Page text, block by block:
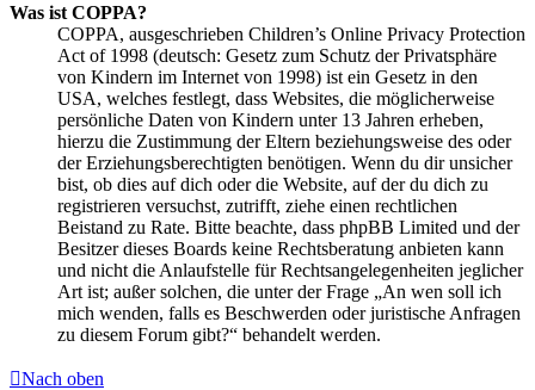
Was ist COPPA?
COPPA, ausgeschrieben Children’s Online Privacy Protection
Act of 1998 (deutsch: Gesetz zum Schutz der Privatsphäre
von Kindern im Internet von 1998) ist ein Gesetz in den
USA, welches festlegt, dass Websites, die möglicherweise
persönliche Daten von Kindern unter 13 Jahren erheben,
hierzu die Zustimmung der Eltern beziehungsweise des oder
der Erziehungsberechtigten benötigen. Wenn du dir unsicher
bist, ob dies auf dich oder die Website, auf der du dich zu
registrieren versuchst, zutrifft, ziehe einen rechtlichen
Beistand zu Rate. Bitte beachte, dass phpBB Limited und der
Besitzer dieses Boards keine Rechtsberatung anbieten kann
und nicht die Anlaufstelle für Rechtsangelegenheiten jeglicher
Art ist; außer solchen, die unter der Frage „An wen soll ich
mich wenden, falls es Beschwerden oder juristische Anfragen
zu diesem Forum gibt?“ behandelt werden.
Nach oben